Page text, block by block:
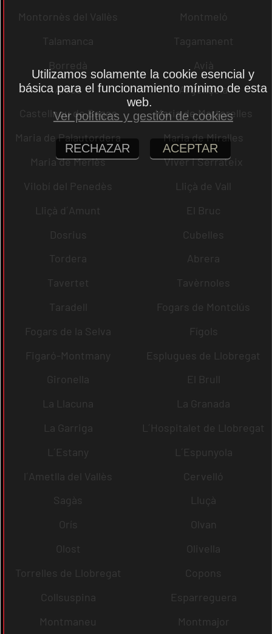
Montornès del Vallès
Montmeló
Talamanca
Tagamanent
Borredà
Avià
Artés
Argençola
Castellnou de Bages
Maria de Martorelles
Maria de Palautordera
Maria de Miralles
Maria de Merlès
Viver i Serrateix
Vilobí del Penedès
Lliçà de Vall
Lliçà d´Amunt
El Bruc
Dosrius
Cubelles
Tordera
Abrera
Tavertet
Tavèrnoles
Taradell
Fogars de Montclús
Fogars de la Selva
Fígols
Figaró-Montmany
Esplugues de Llobregat
Gironella
El Brull
La Llacuna
La Granada
La Garriga
L´Hospitalet de Llobregat
L´Estany
L´Espunyola
l´Ametlla del Vallès
Cervelló
Sagàs
Lluçà
Orís
Olvan
Olost
Olivella
Torrelles de Llobregat
Copons
Collsuspina
Esparreguera
Montmaneu
Montmajor
Utilizamos solamente la cookie esencial y
básica para el funcionamiento mínimo de esta
web.
Ver políticas y gestión de cookies
RECHAZAR ACEPTAR